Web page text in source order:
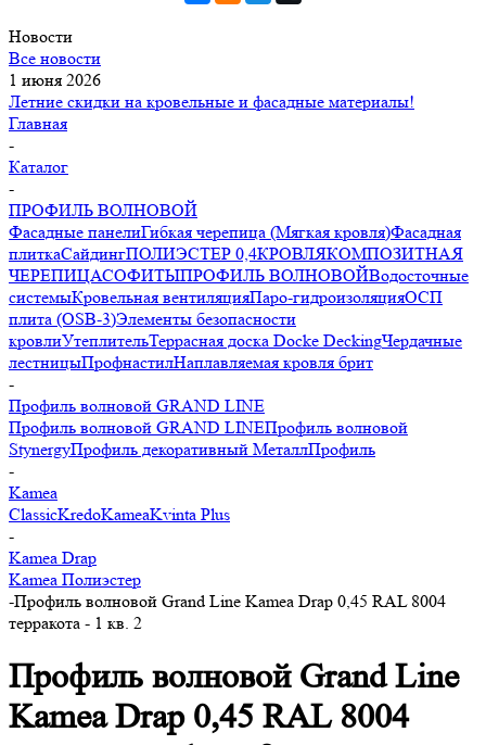
Новости
Все новости
1 июня 2026
Летние скидки на кровельные и фасадные материалы!
Главная
-
Каталог
-
ПРОФИЛЬ ВОЛНОВОЙ
Фасадные панелиГибкая черепица (Мягкая кровля)Фасадная
плиткаСайдингПОЛИЭСТЕР 0,4КРОВЛЯКОМПОЗИТНАЯ
ЧЕРЕПИЦАСОФИТЫПРОФИЛЬ ВОЛНОВОЙВодосточные
системыКровельная вентиляцияПаро-гидроизоляцияОСП
плита (OSB-3)Элементы безопасности
кровлиУтеплительТеррасная доска Docke DeckingЧердачные
лестницыПрофнастилНаплавляемая кровля брит
-
Профиль волновой GRAND LINE
Профиль волновой GRAND LINEПрофиль волновой
StynergyПрофиль декоративный МеталлПрофиль
-
Kamea
ClassicKredoKameaKvinta Plus
-
Kamea Drap
Kamea Полиэстер
-Профиль волновой Grand Line Kamea Drap 0,45 RAL 8004
терракота - 1 кв. 2
Профиль волновой Grand Line
Kamea Drap 0,45 RAL 8004